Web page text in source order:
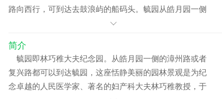
路向西行，可到达去鼓浪屿的船码头。毓园从皓月园一侧
的漳州路或者复兴路都可以到达。
简介
毓园即林巧稚大夫纪念园。从皓月园一侧的漳州路或者
复兴路都可以到达毓园，这座恬静美丽的园林景观是为纪
念卓越的人民医学家、著名的妇产科大夫林巧稚教授，于